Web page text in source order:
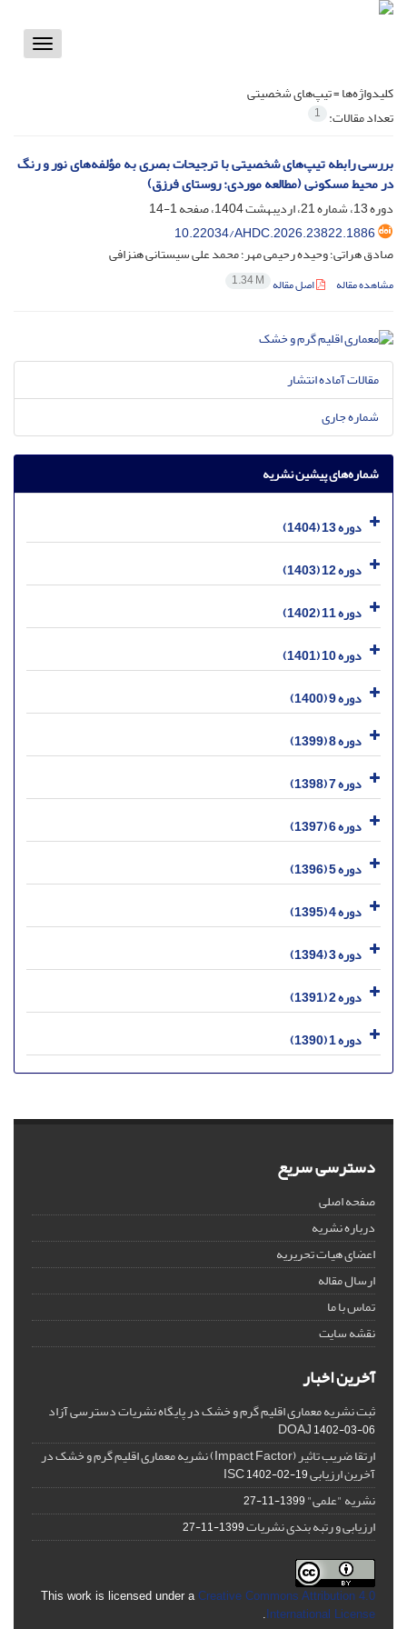
Toggle
کلیدواژه‌ها =تیپ‌های شخصیتی
تعداد مقالات: 1
بررسی رابطه تیپ‌های شخصیتی با ترجیحات بصری به مؤلفه‌های نور و رنگ
در محیط مسکونی (مطالعه موردی: روستای فرزق)
دوره 13، شماره 21، اردیبهشت 1404، صفحه
1-14
10.22034/AHDC.2026.23822.1886
صادق هراتی؛ وحیده رحیمی مهر؛ محمد علی سیستانی هنزافی
مشاهده مقاله اصل مقاله 1.34 M
مقالات آماده انتشار
شماره جاری
شماره‌های پیشین نشریه
دوره 13 (1404)
دوره 12 (1403)
دوره 11 (1402)
دوره 10 (1401)
دوره 9 (1400)
دوره 8 (1399)
دوره 7 (1398)
دوره 6 (1397)
دوره 5 (1396)
دوره 4 (1395)
دوره 3 (1394)
دوره 2 (1391)
دوره 1 (1390)
دسترسی سریع
صفحه اصلی
درباره نشریه
اعضای هیات تحریریه
ارسال مقاله
تماس با ما
نقشه سایت
آخرین اخبار
ثبت نشریه معماری اقلیم گرم و خشک در پایگاه نشریات دسترسی آزاد
DOAJ1402-03-06
ارتقا ضریب تاثیر (Impact Factor) نشریه معماری اقلیم گرم و خشک در
آخرین ارزیابی ISC1402-02-19
نشریه "علمی"1399-11-27
ارزیابی و رتبه بندی نشریات1399-11-27
This work is licensed under a Creative Commons Attribution 4.0
International License
.